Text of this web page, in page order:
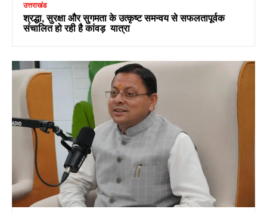
उत्तराखंड
श्रद्धा, सुरक्षा और सुगमता के उत्कृष्ट समन्वय से सफलतापूर्वक
संचालित हो रही है कांवड़ यात्रा